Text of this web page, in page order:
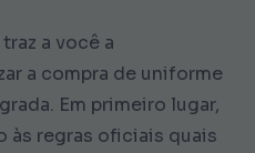
a você a
a compra de uniforme
Em primeiro lugar,
às regras oficiais quais